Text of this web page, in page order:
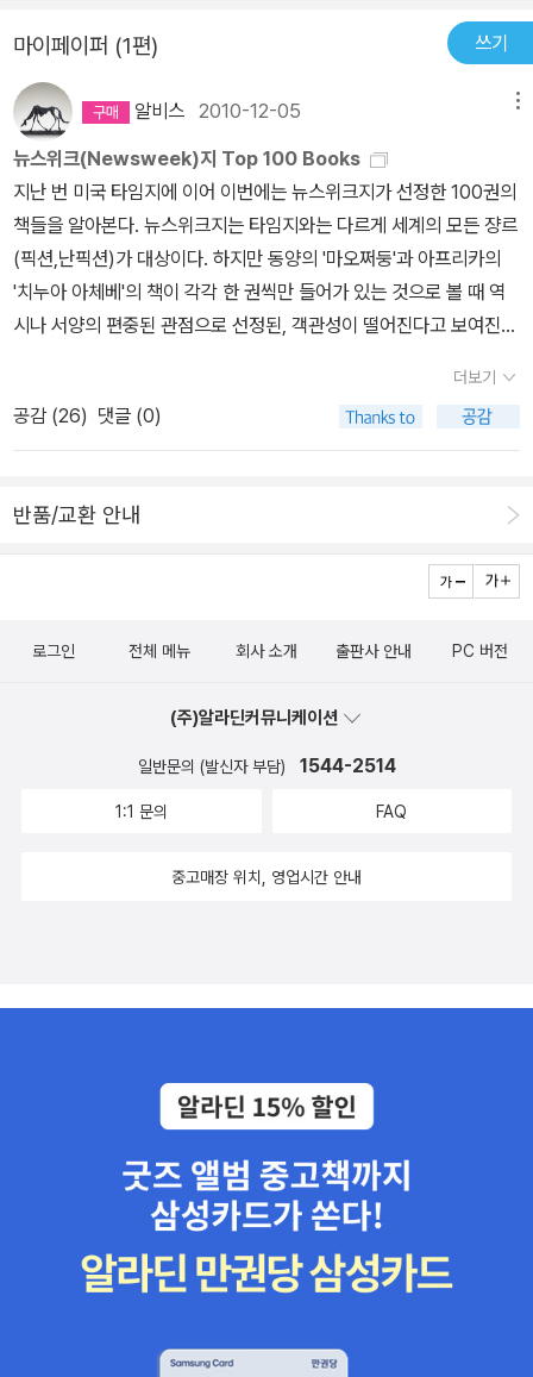
해 값싼 전기를 대량생산할 수 있다는 논리는(사실 원자력 발전은 따
져보면 그리 싼 것도 아님) 공학자들에게 정설처럼 내려오는 논리였
지만 이로 인해 야기 될 원자력의 안전성 문제와 송전선로 문제 등의
풀리지 않은 문제들에 대해 너무 무관심하고 효율성만을 따지는 시민
들이 대다수이다.기술이라는 것이 인간의 삶을 이전보다 편안하고 효
율적인 삶을 살 수 있도록 하는 점에서는 부정할 수 없는 사실이다. 하
지만 인간이 너무 기술의 장점만을 바라본 채 기술을 맹신하는 순간
Huxley가 말하는 기술의 과잉신뢰로 인한 인간성의 파괴가 시작될
수 있다. 지금의 돌아가는 상황을 보자면 그 사회는 이미 문앞에서 두
통해 인간성의 회복을 위한 해법을 제시하고 있으며, 기술의 과잉에
대한 비난도 하지 않고, 공학과 인문학의 화학적 결합을 시도하고 있
다.스마트폰 하나로 영화를 보고, 음악을 듣고, 뉴스를 보며, 통화를
가는 인문학에 대해 한 번 생각해 볼 수 있다면 이 사회가 조금 더 아
마이페이퍼 (1편) 쓰기
알비스 2010-12-05
뉴스위크(Newsweek)지 Top 100 Books
지난 번 미국 타임지에 이어 이번에는 뉴스위크지가 선정한 100권의
책들을 알아본다. 뉴스위크지는 타임지와는 다르게 세계의 모든 쟝르
(픽션,난픽션)가 대상이다. 하지만 동양의 '마오쩌둥'과 아프리카의
'치누아 아체베'의 책이 각각 한 권씩만 들어가 있는 것으로 볼 때 역
시나 서양의 편중된 관점으로 선정된, 객관성이 떨어진다고 보여진
하는 아쉬움이 있다. 그래도 여기에 선정된 책들이 확실히 명저인 것
은 부인할 수 없는 사실이다. 그리고 이 목록이 발표되었을 때 순위
같은 것이 매겨져 있었던 것 같은데 그런 거 무시해도 좋은, 별 의미
는 책들이다.(타임즈 선정 도서와 중복되는 것은 빨간색으로 표시한
y Burgess [1962] --- 시계태엽 오렌지 The Adventures of Hu
he Affluent Society - John Kenneth Galbraith [1958] --- 풍
- 순수의 시대 All the King's Men - Robert Penn Warren [194
6] An American Tragedy - Theodore Dreiser [1925] Anima
y [1877] --- 안나 카레니나 A Passage to India - E. M. Forster
[1930] --- 내가 죽어 누워 있을 때 The Autobiography of Mal
베리 이야기 Catch-22 - Joseph Heller [1961] The Catcher in
the Rye - J. D. Salinger [1951] Charlotte's Web - E. B. Whit
e [1952] --- 샬롯의 거미줄 The Color Purple - Alice Walker [1
982] --- 더 컬러 퍼플 Confessions - St. Augustine [4th cent
ury] --- 성 어거스틴의 참회록 Das Kapital - Karl Marx [18
67] --- 자본(론) The Day of the Locust - Nathanael West
[1939] Death Comes for the Archbishop - Willa Cather [19
-- 미국의 민주주의 Divine Comedy - Dante Alighieri [1321] ---
더보기
공감 (26) 댓글 (0)
반품/교환 안내
로그인 전체 메뉴 회사 소개 출판사 안내 PC 버전
(주)알라딘커뮤니케이션
일반문의 (발신자 부담) 1544-2514
1:1 문의 FAQ
중고매장 위치, 영업시간 안내